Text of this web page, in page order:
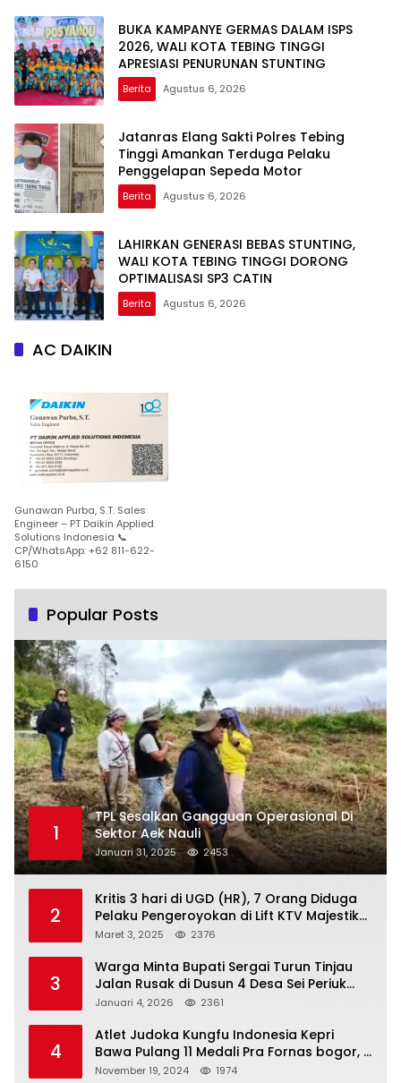
BUKA KAMPANYE GERMAS DALAM ISPS
2026, WALI KOTA TEBING TINGGI
APRESIASI PENURUNAN STUNTING
Berita Agustus 6, 2026
Jatanras Elang Sakti Polres Tebing
Tinggi Amankan Terduga Pelaku
Penggelapan Sepeda Motor
Berita Agustus 6, 2026
LAHIRKAN GENERASI BEBAS STUNTING,
WALI KOTA TEBING TINGGI DORONG
OPTIMALISASI SP3 CATIN
Berita Agustus 6, 2026
AC DAIKIN
Gunawan Purba, S.T. Sales
Engineer – PT Daikin Applied
Solutions Indonesia 📞
CP/WhatsApp: +62 811-622-
6150
Popular Posts
1
TPL Sesalkan Gangguan Operasional Di
Sektor Aek Nauli
Januari 31, 2025 2453
2
Kritis 3 hari di UGD (HR), 7 Orang Diduga
Pelaku Pengeroyokan di Lift KTV Majestik
Melenggang Bebas, Kantor Hukum JAP
Tanjungpinang
Maret 3, 2025 2376
3
Warga Minta Bupati Sergai Turun Tinjau
Jalan Rusak di Dusun 4 Desa Sei Periuk
Serdang Bedagai
Januari 4, 2026 2361
4
Atlet Judoka Kungfu Indonesia Kepri
Bawa Pulang 11 Medali Pra Fornas bogor, 3
Emas dan 8 Perunggu.
November 19, 2024 1974